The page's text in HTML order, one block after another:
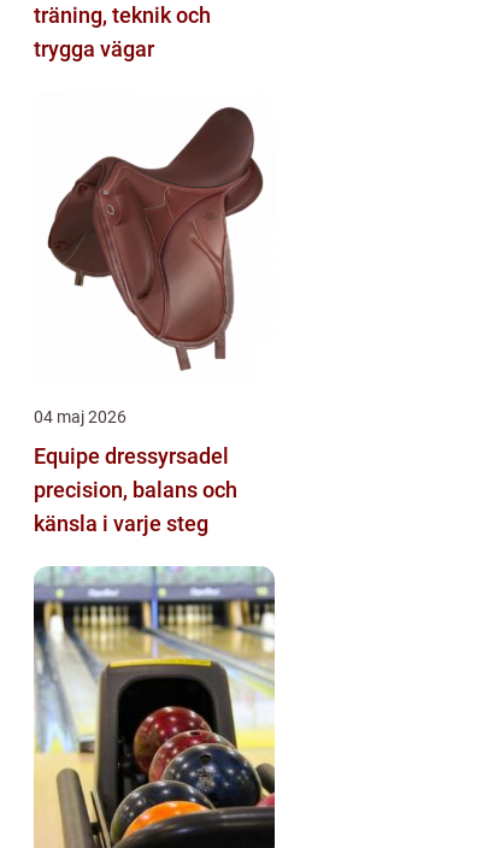
träning, teknik och
trygga vägar
04 maj 2026
Equipe dressyrsadel
precision, balans och
känsla i varje steg